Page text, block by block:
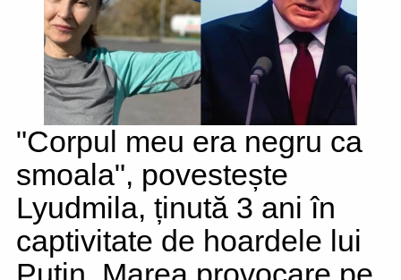
"Corpul meu era negru ca
smoala", povestește
Lyudmila, ținută 3 ani în
captivitate de hoardele lui